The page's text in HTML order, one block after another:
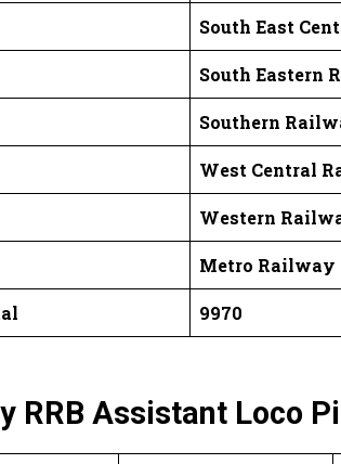
South East
South Eastern
Southern
West Central
Western
Metro Railway
9970
RRB Assistant Loco